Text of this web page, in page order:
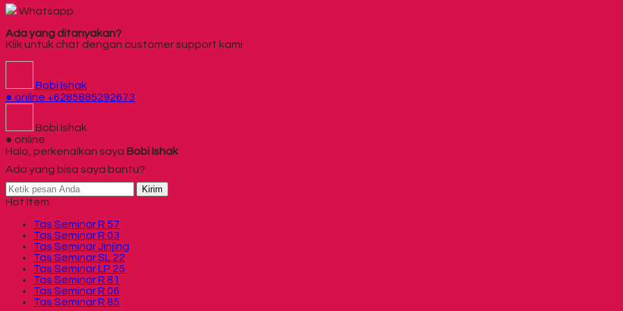
Whatsapp
Ada yang ditanyakan?
Klik untuk chat dengan customer support kami
Bobi Ishak
● online +6285885292673
Bobi Ishak
● online
Halo, perkenalkan saya Bobi Ishak
Ada yang bisa saya bantu?
Kirim
Hot Item
Tas Seminar R 57
Tas Seminar R 03
Tas Seminar Jinjing
Tas Seminar SL 22
Tas Seminar LP 25
Tas Seminar R 81
Tas Seminar R 06
Tas Seminar R 85